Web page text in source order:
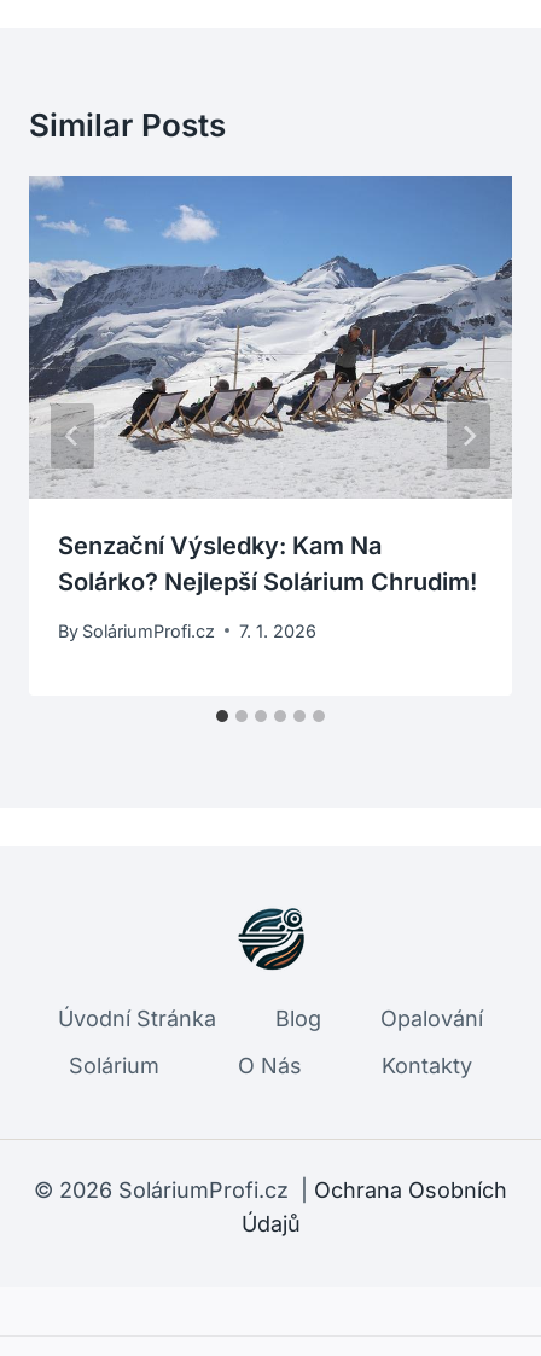
Similar Posts
Senzační Výsledky: Kam Na
Solárko? Nejlepší Solárium Chrudim!
By SoláriumProfi.cz 7. 1. 2026
Úvodní Stránka Blog
Opalování
Solárium
O Nás Kontakty
© 2026 SoláriumProfi.cz | Ochrana Osobních
Údajů